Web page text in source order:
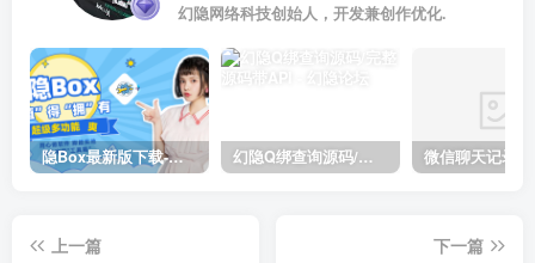
幻隐网络科技创始人，开发兼创作优化.
隐Box最新版下载-极致模式 幻隐Q绑查询源码/完整源码带API
上一篇
下一篇